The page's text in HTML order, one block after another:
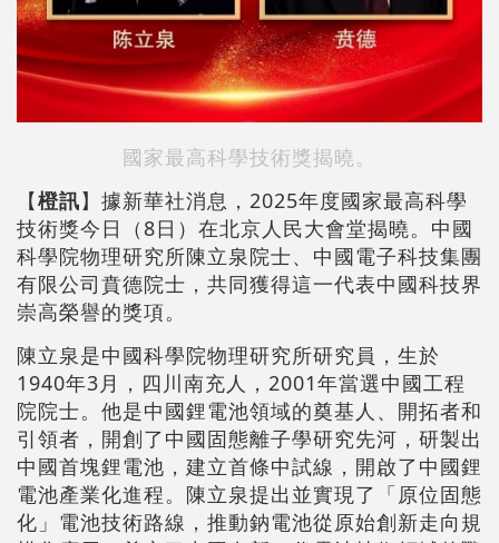
國家最高科學技術獎揭曉。
【橙訊】據新華社消息，2025年度國家最高科學
技術獎今日（8日）在北京人民大會堂揭曉。中國
科學院物理研究所陳立泉院士、中國電子科技集團
有限公司賁德院士，共同獲得這一代表中國科技界
崇高榮譽的獎項。
陳立泉是中國科學院物理研究所研究員，生於
1940年3月，四川南充人，2001年當選中國工程
院院士。他是中國鋰電池領域的奠基人、開拓者和
引領者，開創了中國固態離子學研究先河，研製出
中國首塊鋰電池，建立首條中試線，開啟了中國鋰
電池產業化進程。陳立泉提出並實現了「原位固態
化」電池技術路線，推動鈉電池從原始創新走向規